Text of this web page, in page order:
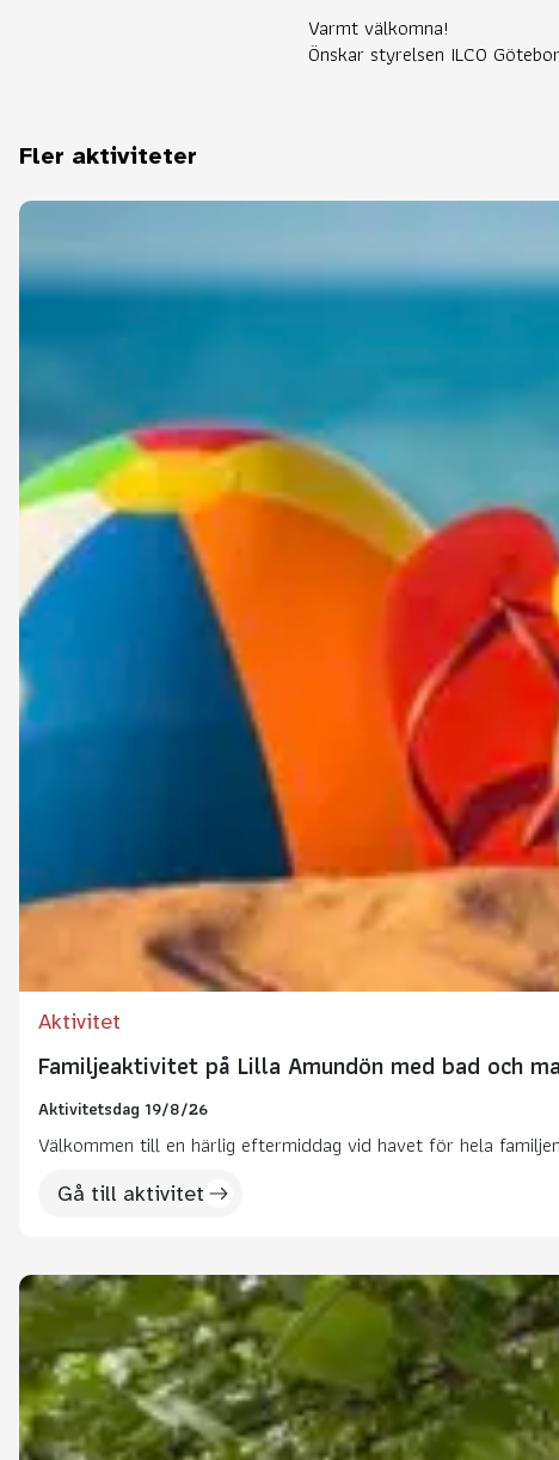
Varmt välkomna!
Önskar styrelsen ILCO
Fler aktiviteter
Aktivitet
Familjeaktivitet på Lilla Amundön med bad och
Aktivitetsdag 19/8/26
Välkommen till en härlig eftermiddag vid havet för hela
Gå till aktivitet